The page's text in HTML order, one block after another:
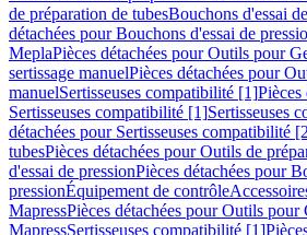
de préparation de tubesBouchons d'essai
détachées pour Bouchons d'essai de
MeplaPièces détachées pour Outils pour
sertissage manuelPièces détachées pour
manuelSertisseuses compatibilité [1]Pièces
Sertisseuses compatibilité [1]Sertisseuses
détachées pour Sertisseuses compatibilité
tubesPièces détachées pour Outils de
d'essai de pressionPièces détachées pour
pressionÉquipement de contrôle
MapressPièces détachées pour Outils pour
MapressSertisseuses compatibilité [1]